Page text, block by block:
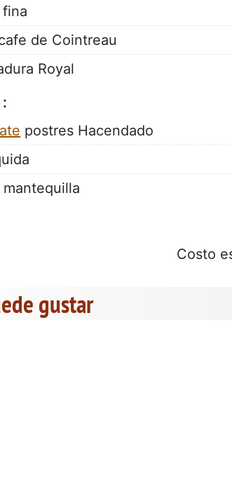
de Cointreau
Royal
postres Hacendado
Costo
gustar